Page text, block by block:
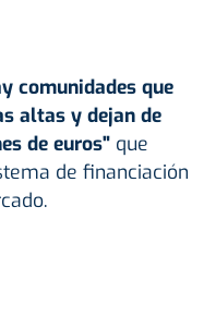
comunidades que
altas y dejan de
de euros" que
de financiación